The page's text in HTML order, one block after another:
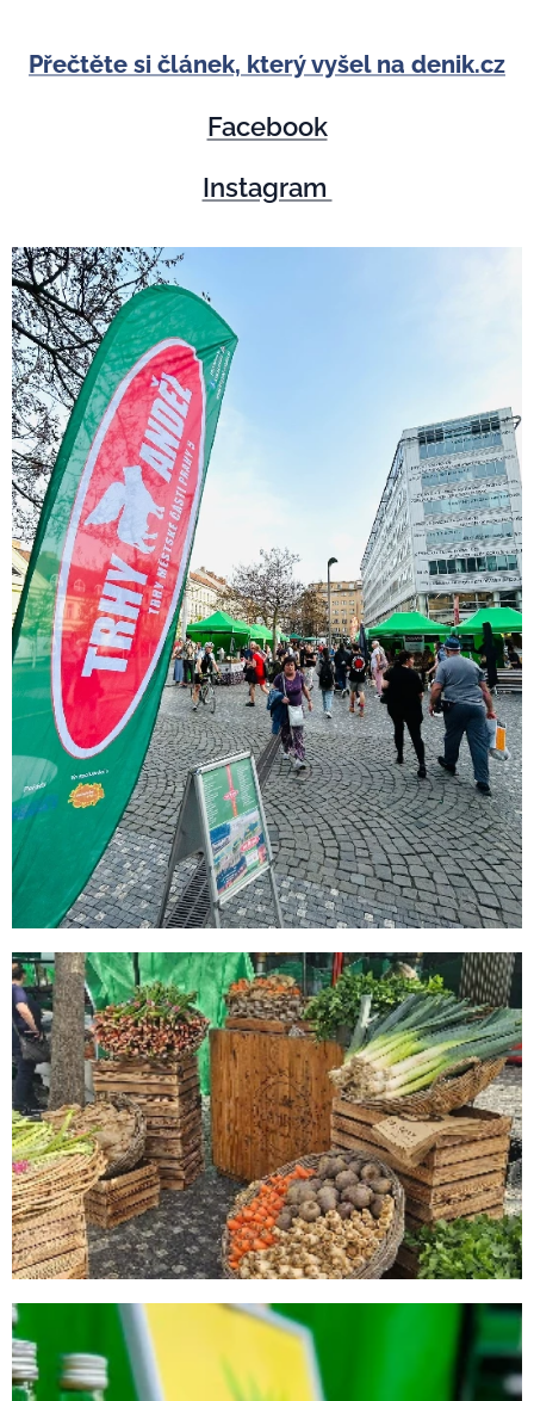
Přečtěte si článek, který vyšel na denik.cz
Facebook
Instagram